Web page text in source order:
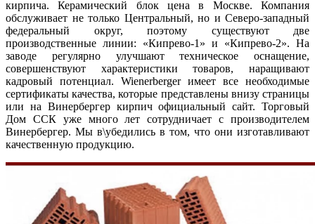
кирпича. Керамический блок цена в Москве. Компания
обслуживает не только Центральный, но и Северо-западный
федеральный округ, поэтому существуют две
производственные линии: «Кипрево-1» и «Кипрево-2». На
заводе регулярно улучшают техническое оснащение,
совершенствуют характеристики товаров, наращивают
кадровый потенциал. Wienerberger имеет все необходимые
сертификаты качества, которые представлены внизу страницы
или на Винербергер кирпич официальный сайт. Торговый
Дом ССК уже много лет сотрудничает с производителем
Винербергер. Мы в\убедились в том, что они изготавливают
качественную продукцию.